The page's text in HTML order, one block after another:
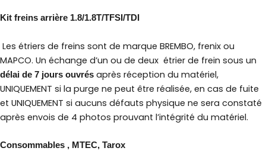
Kit freins arrière 1.8/1.8T/TFSI/TDI
Les étriers de freins sont de marque BREMBO, frenix ou
MAPCO. Un échange d’un ou de deux étrier de frein sous un
délai de 7 jours ouvrés après réception du matériel,
UNIQUEMENT si la purge ne peut être réalisée, en cas de fuite
et UNIQUEMENT si aucuns défauts physique ne sera constaté
après envois de 4 photos prouvant l’intégrité du matériel.
Consommables , MTEC, Tarox